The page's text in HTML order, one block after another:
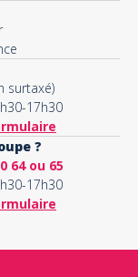
surtaxé)
17h30
?
64 ou 65
17h30